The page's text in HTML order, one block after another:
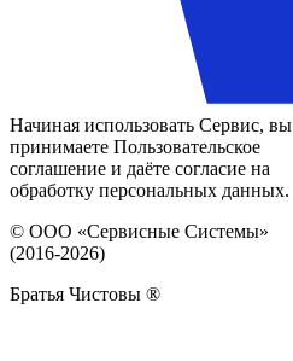
Начиная использовать Сервис, вы
принимаете Пользовательское
соглашение и даёте согласие на
обработку персональных данных.
© ООО «Сервисные Системы»
(2016-2026)
Братья Чистовы ®